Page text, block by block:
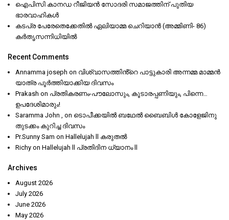
ഐപിസി കാനഡ റീജിയൻ സോദരി സമാജത്തിന് പുതിയ
ഭാരവാഹികൾ
കടപ്ര പേരേതെക്കേതിൽ ഏലിയാമ്മ ചെറിയാൻ (അമ്മിണി- 86)
കർതൃസന്നിധിയിൽ
Recent Comments
Annamma joseph on വിശ്വാസത്തിൻ്റെ പാട്ടുകാരി അന്നമ്മ മാമ്മൻ
യാത്ര പൂർത്തിയാക്കിയ ദിവസം
Prakash on പ്രതികരണം-പൗലോസും, കൂടാരപ്പണിയും, പിന്നെ…
ഉപദേശിമാരും!
Saramma John , on ടൊപീക്കയിൽ ബഥേൽ ബൈബിൾ കോളേജിനു
തുടക്കം കുറിച്ച ദിവസം
Pr.Sunny Sam on Hallelujah ll കരുതൽ
Richy on Hallelujah ll പ്രതിദിന ധ്യാനം ll
Archives
August 2026
July 2026
June 2026
May 2026